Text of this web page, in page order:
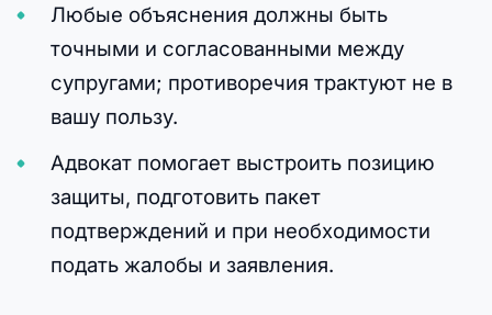
Любые объяснения должны быть
точными и согласованными между
супругами; противоречия трактуют не в
вашу пользу.
Адвокат помогает выстроить позицию
защиты, подготовить пакет
подтверждений и при необходимости
подать жалобы и заявления.